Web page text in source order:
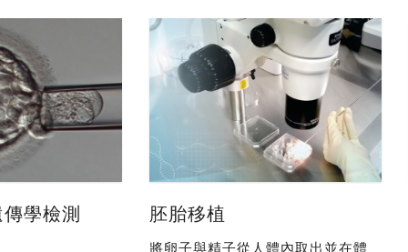
學檢測
胚胎移植
將卵子與精子從人體內取出並在體